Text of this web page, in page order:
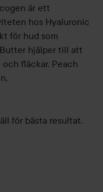
är ett
hos Hyaluronic
för hud som
hjälper till att
fläckar. Peach
för bästa resultat.